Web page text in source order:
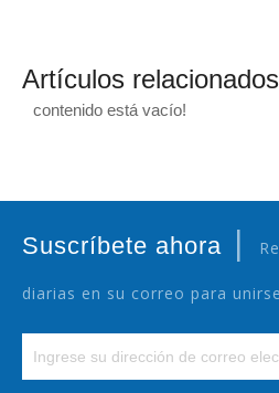
Artículos relacionados
contenido está vacío!
Suscríbete ahora |
diarias en su correo para